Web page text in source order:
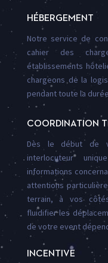
HÉBERGEMENT
Notre service de
cahier des
établissements
chargeons de la
pendant toute la
COORDINATION
Dès le début de
interlocuteur
informations
attentions
terrain, à vos
fluidifier les
de votre event
INCENTIVE